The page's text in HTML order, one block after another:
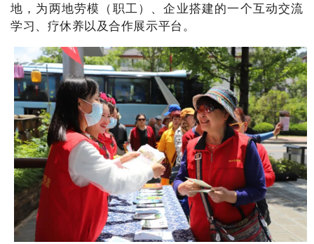
地，为两地劳模（职工）、企业搭建的一个互动交流
学习、疗休养以及合作展示平台。